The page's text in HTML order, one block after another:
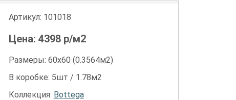
Артикул: 101018
Цена: 4398р/м2
Размеры: 60х60 (0.3564м2)
В коробке: 5шт / 1.78м2
Коллекция: Bottega